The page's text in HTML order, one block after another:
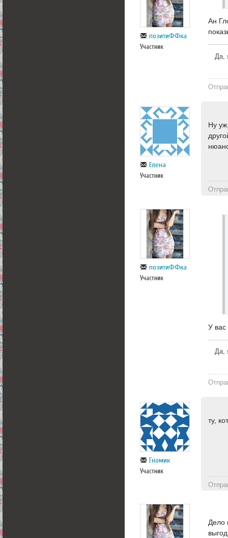
позитиФФка
Участник
Ан
Да,
Елена
Участник
Ну
позитиФФка
Участник
У вас
Да,
Гномик
Участник
ту,
Дело